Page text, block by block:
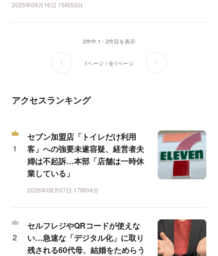
2025年09月16日 15時53分
2件中 1 - 2件目を表示
1ページ / 全1ページ
アクセスランキング
セブン加盟店「トイレだけ利用
客」への強要未遂容疑、経営者夫
婦は不起訴…本部「店舗は一時休
業している」
2026年08月07日 17時04分
セルフレジやQRコードが使えな
い…急速な「デジタル化」に取り
残される60代母、結婚をためらう